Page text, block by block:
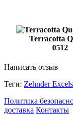
Terracotta
0512
Написать отзыв
Теги: Zehnder
Политика
доставка Контакты